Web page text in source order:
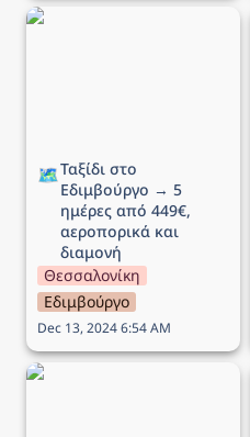
Ταξίδι στο Εδιμβούργο →
🗺️Ταξίδι στο
Εδιμβούργο → 5
ημέρες από 449€,
αεροπορικά και
διαμονή
Θεσσαλονίκη
Εδιμβούργο
Dec 13, 2024 6:54 AM
Ταξίδι στη Λυών (Αγίου